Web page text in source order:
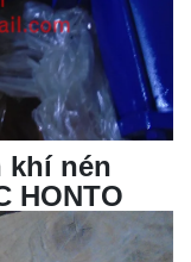
khí nén
HONTO